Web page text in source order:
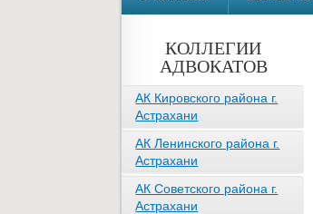
КОЛЛЕГИИ
АДВОКАТОВ
АК Кировского района г.
Астрахани
АК Ленинского района г.
Астрахани
АК Советского района г.
Астрахани